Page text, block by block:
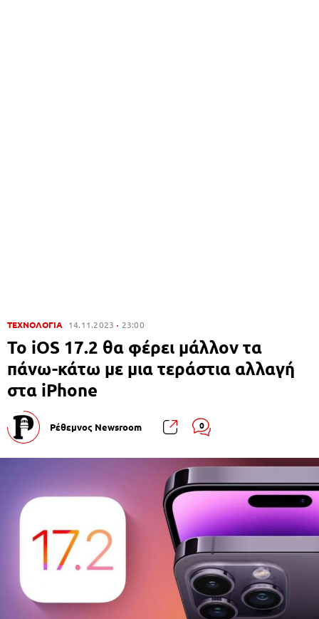
ΤΕΧΝΟΛΟΓΙΑ 14.11.2023 23:00
Το iOS 17.2 θα φέρει μάλλον τα
πάνω-κάτω με μια τεράστια αλλαγή
στα iPhone
Ρέθεμνος Newsroom 0